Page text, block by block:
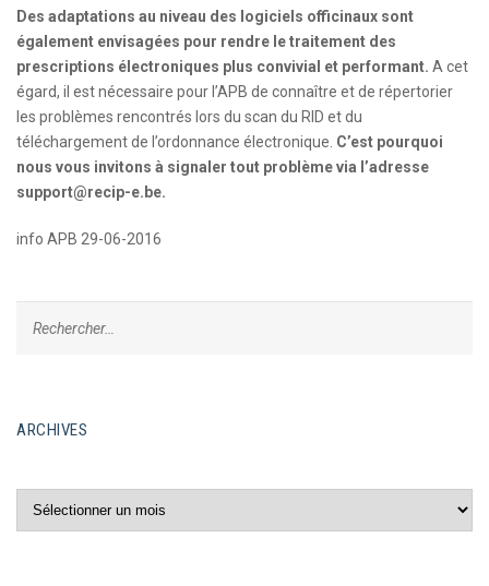
Des adaptations au niveau des logiciels officinaux sont
également envisagées pour rendre le traitement des
prescriptions électroniques plus convivial et performant. A cet
égard, il est nécessaire pour l’APB de connaître et de répertorier
les problèmes rencontrés lors du scan du RID et du
téléchargement de l’ordonnance électronique. C’est pourquoi
nous vous invitons à signaler tout problème via l’adresse
support@recip-e.be.
info APB 29-06-2016
ARCHIVES